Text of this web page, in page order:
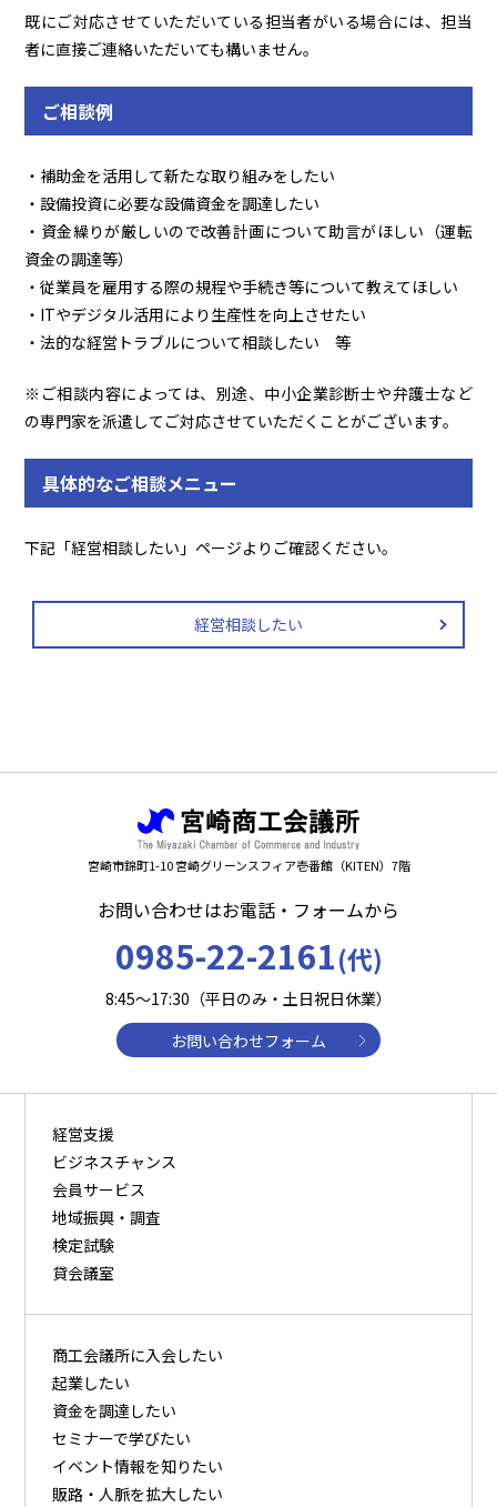
既にご対応させていただいている担当者がいる場合には、担当
者に直接ご連絡いただいても構いません。
ご相談例
・補助金を活用して新たな取り組みをしたい
・設備投資に必要な設備資金を調達したい
・資金繰りが厳しいので改善計画について助言がほしい（運転
資金の調達等）
・従業員を雇用する際の規程や手続き等について教えてほしい
・ITやデジタル活用により生産性を向上させたい
・法的な経営トラブルについて相談したい 等
※ご相談内容によっては、別途、中小企業診断士や弁護士など
の専門家を派遣してご対応させていただくことがございます。
具体的なご相談メニュー
下記「経営相談したい」ページよりご確認ください。
経営相談したい
宮崎市錦町1-10 宮崎グリーンスフィア壱番館（KITEN）7階
お問い合わせはお電話・フォームから
0985-22-2161(代)
8:45～17:30（平日のみ・土日祝日休業）
お問い合わせフォーム
経営支援
ビジネスチャンス
会員サービス
地域振興・調査
検定試験
貸会議室
商⼯会議所に⼊会したい
起業したい
資⾦を調達したい
セミナーで学びたい
イベント情報を知りたい
販路・⼈脈を拡⼤したい